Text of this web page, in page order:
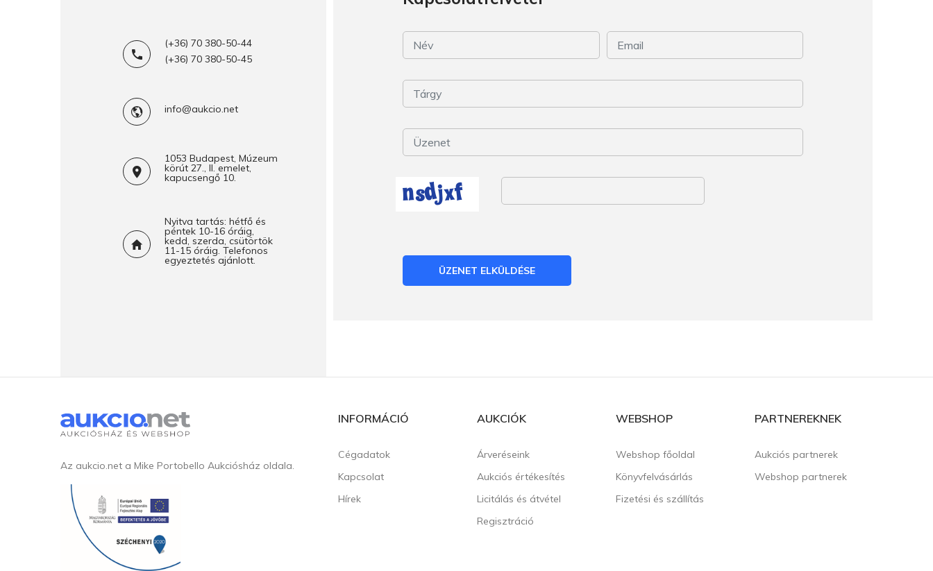
(+36) 70 380-50-44
(+36) 70 380-50-45
info@aukcio.net
1053 Budapest, Múzeum
körút 27., II. emelet,
kapucsengő 10.
Nyitva tartás: hétfő és
péntek 10-16 óráig,
kedd, szerda, csütörtök
11-15 óráig. Telefonos
egyeztetés ajánlott.
ÜZENET ELKÜLDÉSE
Az aukcio.net a Mike Portobello Aukciósház oldala.
INFORMÁCIÓ
Cégadatok
Kapcsolat
Hírek
AUKCIÓK
Árveréseink
Aukciós értékesítés
Licitálás és átvétel
Regisztráció
WEBSHOP
Webshop főoldal
Könyvfelvásárlás
Fizetési és szállítás
PARTNEREKNEK
Aukciós partnerek
Webshop partnerek